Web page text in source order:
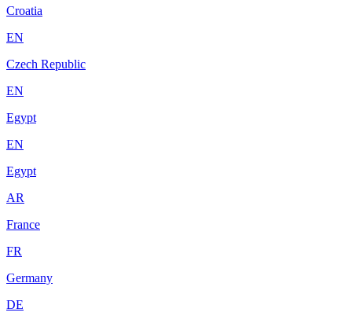
Croatia
EN
Czech Republic
EN
Egypt
EN
Egypt
AR
France
FR
Germany
DE